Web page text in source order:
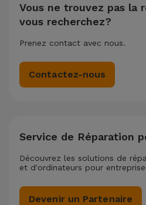
réparation la moins chère.
Vous ne trouvez pas la
vous recherchez?
Prenez contact avec nous.
Contactez-nous
Service de Réparation
Découvrez les solutions de
et d'ordinateurs pour
Devenir un Partenaire